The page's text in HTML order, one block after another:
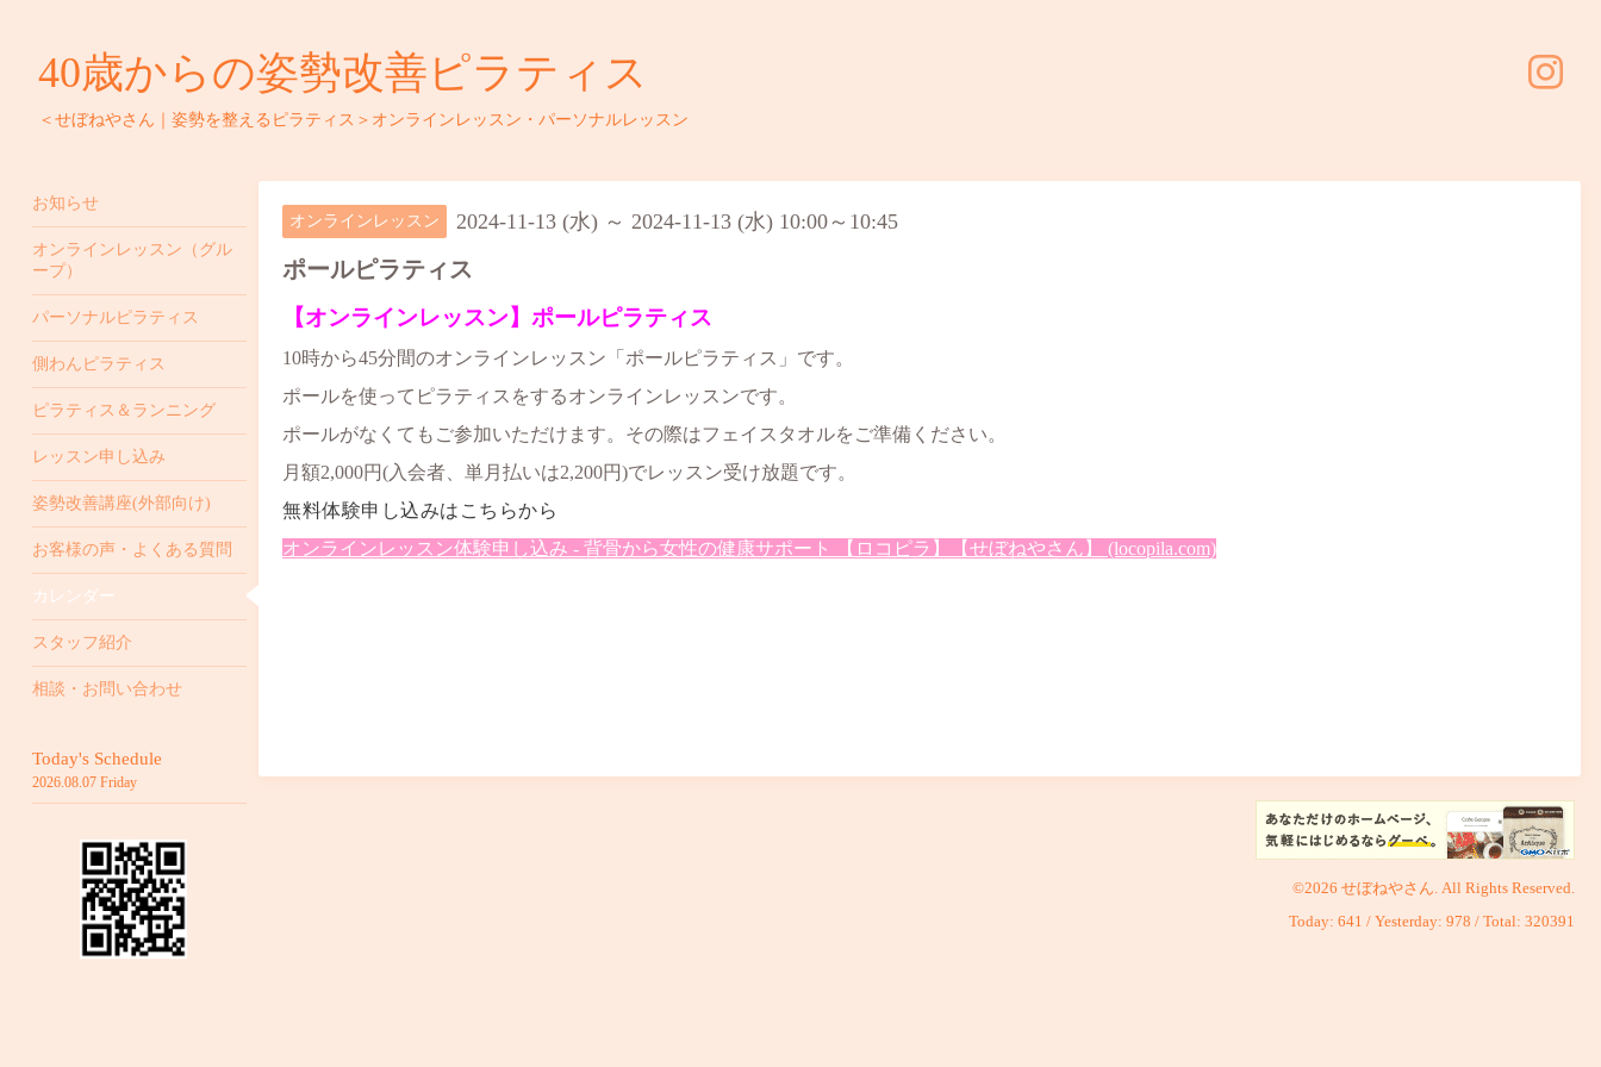
40歳からの姿勢改善ピラティス
＜せぼねやさん｜姿勢を整えるピラティス＞オンラインレッスン・パーソナルレッスン
オンラインレッスン 2024-11-13 (水) ～ 2024-11-13 (水) 10:00～10:45
ポールピラティス
【オンラインレッスン】ポールピラティス
10時から45分間のオンラインレッスン「ポールピラティス」です。
ポールを使ってピラティスをするオンラインレッスンです。
ポールがなくてもご参加いただけます。その際はフェイスタオルをご準備ください。
月額2,000円(入会者、単月払いは2,200円)でレッスン受け放題です。
無料体験申し込みはこちらから
オンラインレッスン体験申し込み - 背骨から女性の健康サポート 【ロコピラ】【せぼねやさん】 (locopila.com)
©2026 せぼねやさん. All Rights Reserved.
Today: 641 / Yesterday: 978 / Total: 320391
お知らせ
オンラインレッスン（グル
ープ）
パーソナルピラティス
側わんピラティス
ピラティス＆ランニング
レッスン申し込み
姿勢改善講座(外部向け)
お客様の声・よくある質問
カレンダー
スタッフ紹介
相談・お問い合わせ
Today's Schedule
2026.08.07 Friday